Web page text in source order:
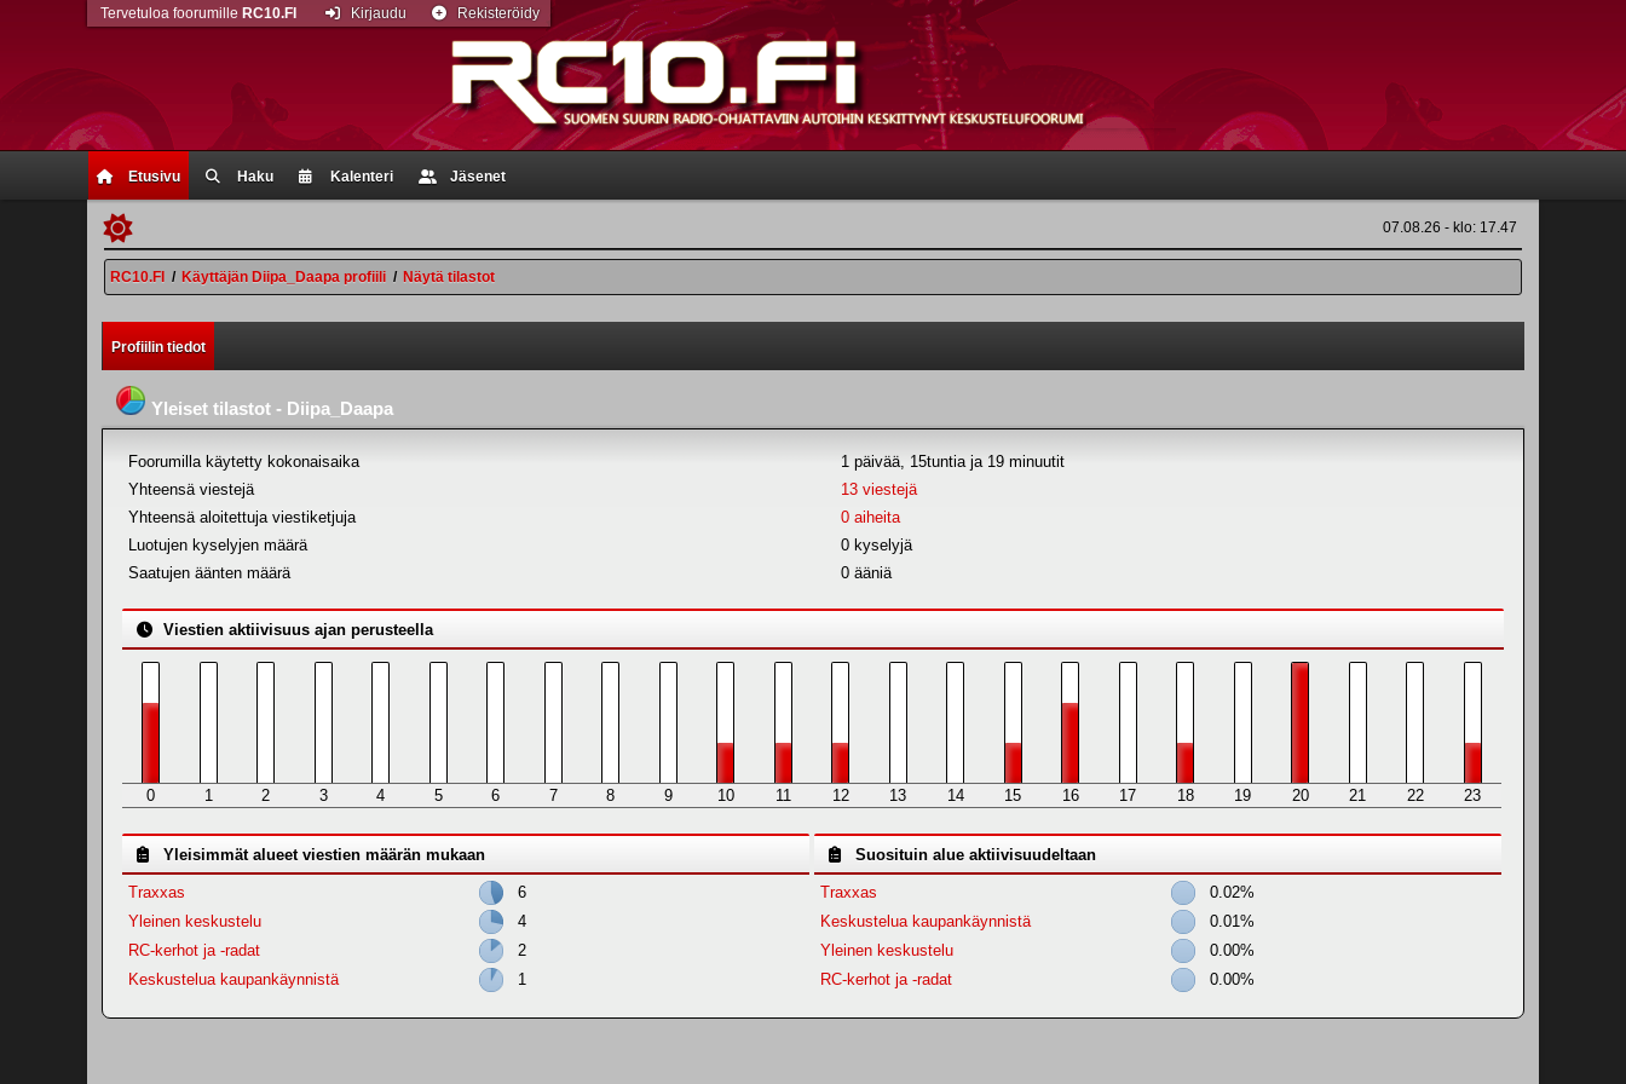
Etusivu Haku Kalenteri Jäsenet
Tervetuloa foorumille RC10.FI Kirjaudu Rekisteröidy
07.08.26 - klo: 17.47
RC10.FI / Käyttäjän Diipa_Daapa profiili / Näytä tilastot
Profiilin tiedot
Yleiset tilastot - Diipa_Daapa
Foorumilla käytetty kokonaisaika
1 päivää, 15tuntia ja 19 minuutit
Yhteensä viestejä
13 viestejä
Yhteensä aloitettuja viestiketjuja
0 aiheita
Luotujen kyselyjen määrä
0 kyselyjä
Saatujen äänten määrä
0 ääniä
Viestien aktiivisuus ajan perusteella
0 1 2 3 4 5 6 7 8 9 10 11 12 13 14 15 16 17 18 19 20 21 22 23
Yleisimmät alueet viestien määrän mukaan
Traxxas
6
Yleinen keskustelu
4
RC-kerhot ja -radat
2
Keskustelua kaupankäynnistä
1
Suosituin alue aktiivisuudeltaan
Traxxas
0.02%
Keskustelua kaupankäynnistä
0.01%
Yleinen keskustelu
0.00%
RC-kerhot ja -radat
0.00%